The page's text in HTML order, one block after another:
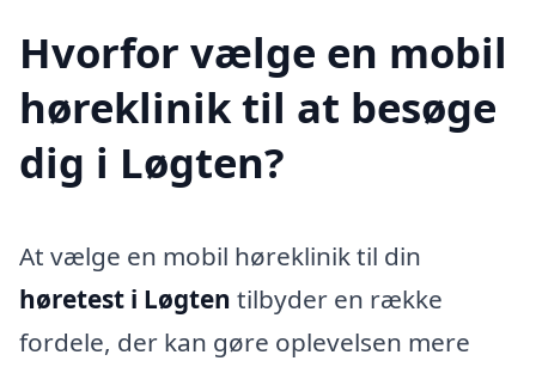
Hvorfor vælge en mobil
høreklinik til at besøge
dig i Løgten?
At vælge en mobil høreklinik til din
høretest i Løgten tilbyder en række
fordele, der kan gøre oplevelsen mere